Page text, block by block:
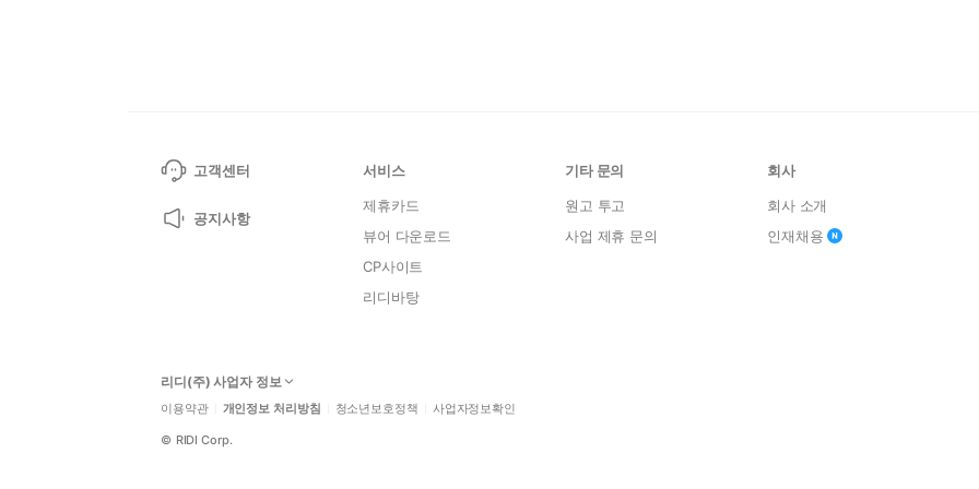
고객센터
공지사항
서비스
제휴카드
뷰어 다운로드
CP사이트
리디바탕
기타 문의
원고 투고
사업 제휴 문의
회사
회사 소개
인재채용
리디(주) 사업자 정보
이용약관 개인정보 처리방침 청소년보호정책 사업자정보확인
© RIDI Corp.